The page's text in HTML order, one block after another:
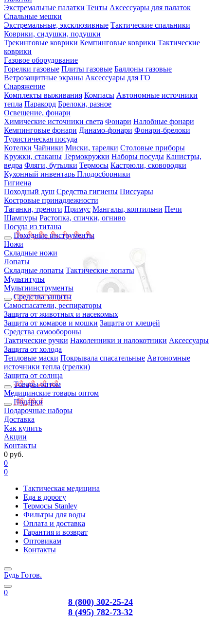
Экстремальные палатки Тенты Аксессуары для палаток
Спальные мешки
Экстремальные, эксклюзивные Тактические спальники
Коврики, сидушки, подушки
Трекинговые коврики Кемпинговые коврики Тактические
коврики
Газовое оборудование
Горелки газовые Плиты газовые Баллоны газовые
Ветрозащитные экраны Аксессуары для ГО
Снаряжение
Комплекты выживания Компасы Автономные источники
тепла Паракорд Брелоки, разное
Освещение, фонари
Химические источники света Фонари Налобные фонари
Кемпинговые фонари Динамо-фонари Фонари-брелоки
Туристическая посуда
Котелки Чайники Миски, тарелки Столовые приборы
Кружки, стаканы Термокружки Наборы посуды Канистры,
ведра Фляги, бутылки Термосы Кастрюли, сковородки
Кухонный инвентарь Плодосборники
Гигиена
Походный душ Средства гигиены Писсуары
Костровые принадлежности
Таганки, треноги Примус Мангалы, коптильни Печи
Шампуры Растопка, спички, огниво
Посуда из титана
Походные инструменты
Ножи
Складные ножи
Лопаты
Складные лопаты Тактические лопаты
Мультитулы
Мультиинструменты
Средства защиты
Самоспасатели, респираторы
Защита от животных и насекомых
Защита от комаров и мошки Защита от клещей
Средства самообороны
Тактические ручки Наколенники и налокотники Аксессуары
Защита от холода
Тепловые маски Покрывала спасательные Автономные
источники тепла (грелки)
Защита от солнца
Товары оптом
Медицинские товары оптом
Подарки
Подарочные наборы
Доставка
Как купить
Акции
Контакты
0 руб.
0
0
Тактическая медицина
Еда в дорогу
Термосы Stanley
Фильтры для воды
Оплата и доставка
Гарантия и возврат
Оптовикам
Контакты
Будь Готов.
0
8 (800) 302-25-24
8 (495) 782-73-32